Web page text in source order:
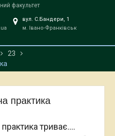
факультет
вул. С.Бандери, 1
м. Івано-Франківськ
23
практика
триває….